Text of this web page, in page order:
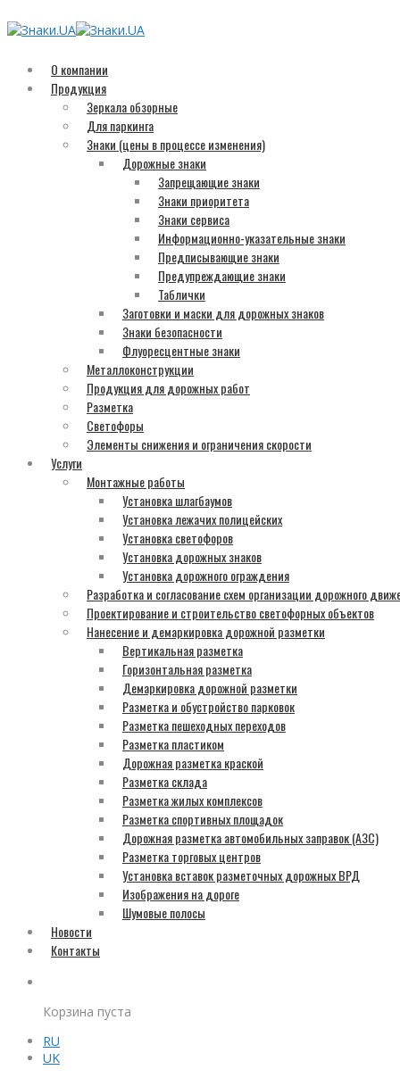
О компании
Продукция
Зеркала обзорные
Для паркинга
Знаки (цены в процессе изменения)
Дорожные знаки
Запрещающие знаки
Знаки приоритета
Знаки сервиса
Информационно-указательные знаки
Предписывающие знаки
Предупреждающие знаки
Таблички
Заготовки и маски для дорожных знаков
Знаки безопасности
Флуоресцентные знаки
Металлоконструкции
Продукция для дорожных работ
Разметка
Светофоры
Элементы снижения и ограничения скорости
Услуги
Монтажные работы
Установка шлагбаумов
Установка лежачих полицейских
Установка светофоров
Установка дорожных знаков
Установка дорожного ограждения
Разработка и согласование схем организации дорожного
Проектирование и строительство светофорных объектов
Нанесение и демаркировка дорожной разметки
Вертикальная разметка
Горизонтальная разметка
Демаркировка дорожной разметки
Разметка и обустройство парковок
Разметка пешеходных переходов
Разметка пластиком
Дорожная разметка краской
Разметка склада
Разметка жилых комплексов
Разметка спортивных площадок
Дорожная разметка автомобильных заправок (АЗС)
Разметка торговых центров
Установка вставок разметочных дорожных ВРД
Изображения на дороге
Шумовые полосы
Новости
Контакты
Корзина пуста
RU
UK